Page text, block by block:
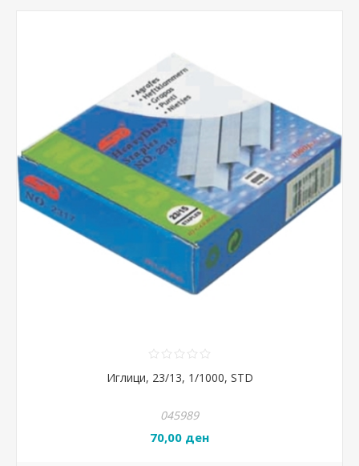
Иглици, 23/13, 1/1000, STD
045989
70,00 ден